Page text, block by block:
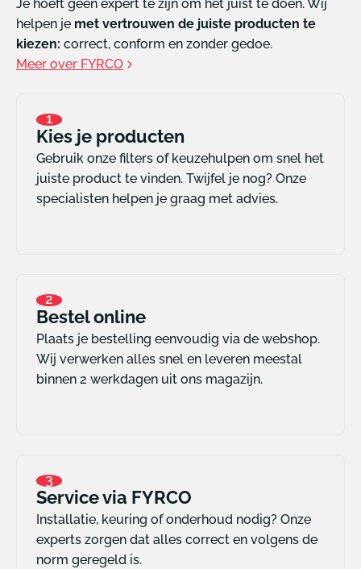
Je hoeft geen expert te zijn om het juist te doen. Wij
helpen je met vertrouwen de juiste producten te
kiezen: correct, conform en zonder gedoe.
Meer over FYRCO
1
Kies je producten
Gebruik onze filters of keuzehulpen om snel het
juiste product te vinden. Twijfel je nog? Onze
specialisten helpen je graag met advies.
2
Bestel online
Plaats je bestelling eenvoudig via de webshop.
Wij verwerken alles snel en leveren meestal
binnen 2 werkdagen uit ons magazijn.
3
Service via FYRCO
Installatie, keuring of onderhoud nodig? Onze
experts zorgen dat alles correct en volgens de
norm geregeld is.